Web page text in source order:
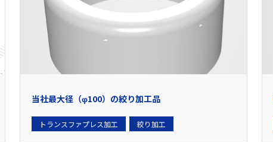
当社最大径（φ100）の絞り加工品
トランスファプレス加工 絞り加工